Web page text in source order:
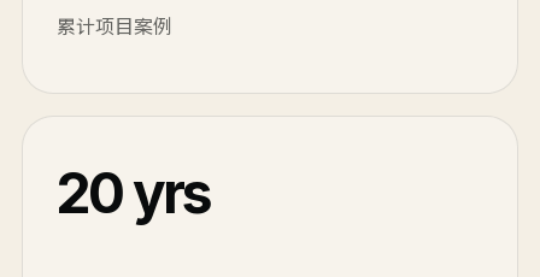
累计项目案例
20 yrs